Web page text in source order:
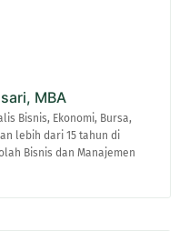
MBA
Bisnis, Ekonomi, Bursa,
lebih dari 15 tahun di
Bisnis dan Manajemen